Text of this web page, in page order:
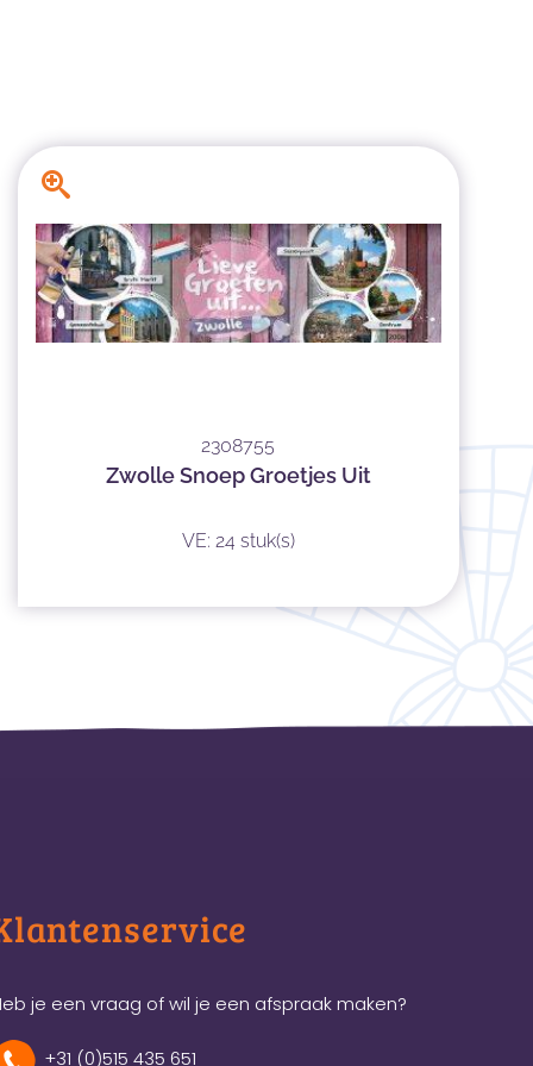
2308755
Zwolle Snoep Groetjes Uit
VE: 24 stuk(s)
je een vraag of wil je een afspraak maken?
+31 (0)515 435 651